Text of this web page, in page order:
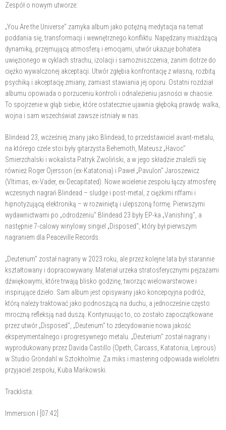
Zespół o nowym utworze:
„You Are the Universe" zamyka album jako potężną medytacja na temat
poddania się, transformacji i wewnętrznego konfliktu. Napędzany miażdżącą
dynamiką, przejmującą atmosferą i emocjami, utwór ukazuje bohatera
uwięzionego w cyklach strachu, izolacji i samozniszczenia, zanim dotrze do
ciężko wywalczonej akceptacji. Utwór zgłębia konfrontację z własną, rozbitą
psychiką i akceptację zmiany, zamiast stawiania jej oporu. Ostatni rozdział
albumu opowiada o porzuceniu kontroli i odnalezieniu jasności w chaosie.
To spojrzenie w głąb siebie, które ostatecznie ujawnia głęboką prawdę: walka,
wojna i sam wszechświat zawsze istniały w nas.
Blindead 23, wcześniej znany jako Blindead, to przedstawiciel avant-metalu,
na którego czele stoi były gitarzysta Behemoth, Mateusz „Havoc"
Smierzchalski i wokalista Patryk Zwoliński, a w jego składzie znaleźli się
również Roger Öjersson (ex-Katatonia) i Paweł „Pavulon" Jaroszewicz
(Vltimas, ex-Vader, ex-Decapitated). Nowe wcielenie zespołu łączy atmosferę
wczesnych nagrań Blindead – sludge i post-metal, z ciężkimi riffami i
hipnotyzującą elektroniką – w rozwiniętą i ulepszoną formę. Pierwszymi
wydawnictwami po „odrodzeniu" Blindead 23 były EP-ka „Vanishing", a
następnie 7-calowy winylowy singiel „Disposed", który był pierwszym
nagraniem dla Peaceville Records.
„Deuterium" został nagrany w 2023 roku, ale przez kolejne lata był starannie
kształtowany i dopracowywany. Materiał urzeka stratosferycznymi pejzażami
dźwiękowymi, które trwają blisko godzinę, tworząc wielowarstwowe i
inspirujące dzieło. Sam album jest opisywany jako koncepcyjna podróż,
którą należy traktować jako podnoszącą na duchu, a jednocześnie często
mroczną refleksją nad duszą. Kontynuując to, co zostało zapoczątkowane
przez utwór „Disposed", „Deuterium" to zdecydowanie nowa jakość
eksperymentalnego i progresywnego metalu. „Deuterium" został nagrany i
wyprodukowany przez Davida Castillo (Opeth, Carcass, Katatonia, Leprous)
w Studio Gröndahl w Sztokholmie. Za miks i mastering odpowiada wieloletni
przyjaciel zespołu, Kuba Mańkowski.
Tracklista:
Immersion I [07:42]